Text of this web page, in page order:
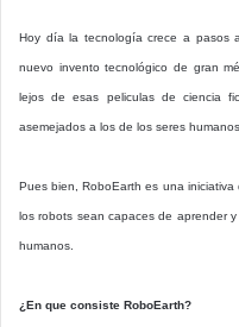
Hoy día la tecnología crece a pasos
nuevo invento tecnológico de gran
lejos de esas peliculas de ciencia
asemejados a los de los seres humanos.
Pues bien, RoboEarth es una
los robots sean capaces de aprender
humanos.
¿En que consiste RoboEarth?